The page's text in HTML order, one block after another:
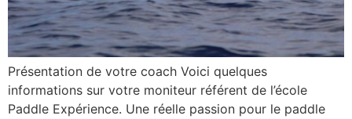
Présentation de votre coach Voici quelques
informations sur votre moniteur référent de l’école
Paddle Expérience. Une réelle passion pour le paddle